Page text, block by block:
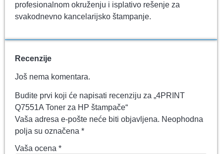
profesionalnom okruženju i isplativo rešenje za
svakodnevno kancelarijsko štampanje.
Recenzije
Još nema komentara.
Budite prvi koji će napisati recenziju za „4PRINT
Q7551A Toner za HP štampače“
Vaša adresa e-pošte neće biti objavljena. Neophodna
polja su označena *
Vaša ocena *